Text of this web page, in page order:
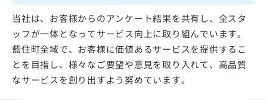
当社は、お客様からのアンケート結果を共有し、全スタ
ッフが一体となってサービス向上に取り組んでいます。
藍住町全域で、お客様に価値あるサービスを提供するこ
とを目指し、様々なご要望や意見を取り入れて、高品質
なサービスを創り出すよう努めています。